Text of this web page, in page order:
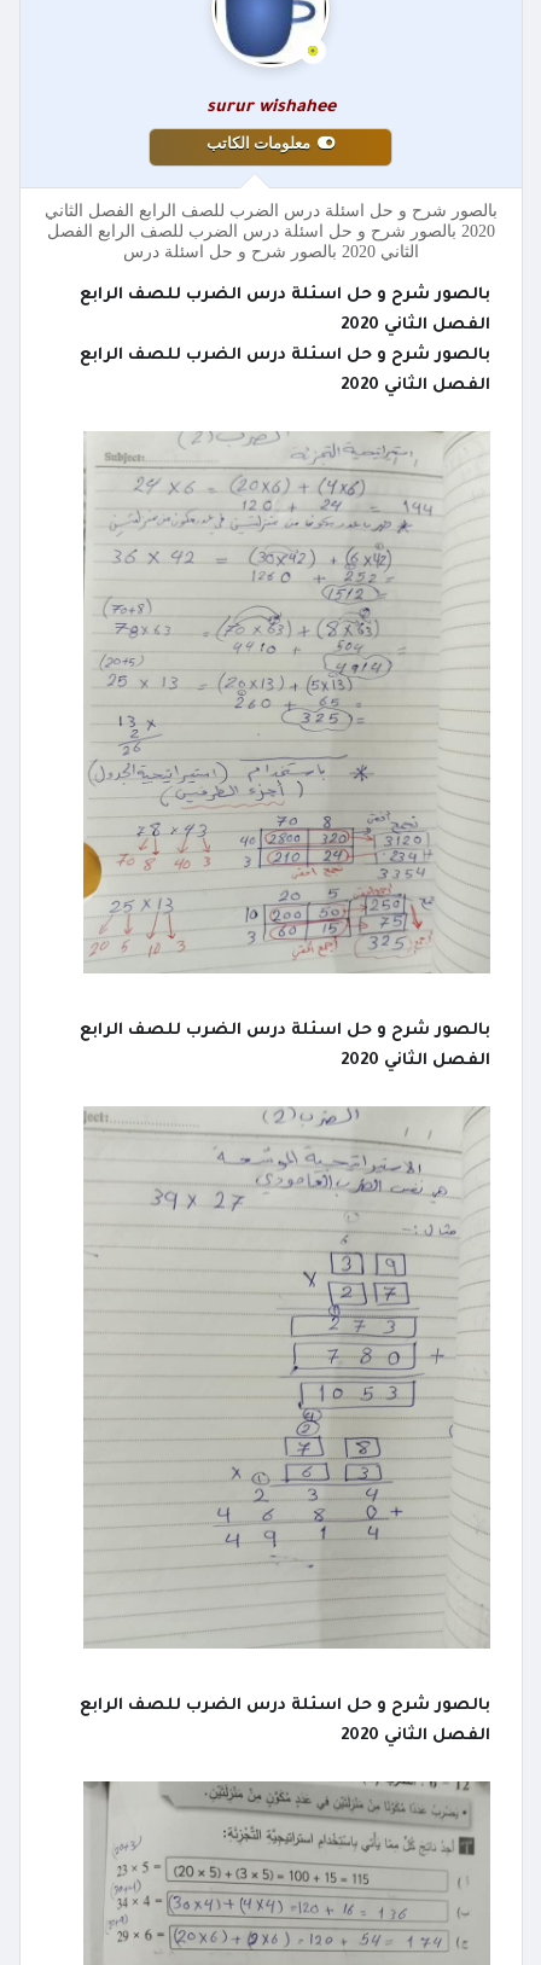
surur wishahee
معلومات الكاتب
بالصور شرح و حل اسئلة درس الضرب للصف الرابع الفصل الثاني
2020 بالصور شرح و حل اسئلة درس الضرب للصف الرابع الفصل
الثاني 2020 بالصور شرح و حل اسئلة درس
بالصور شرح و حل اسئلة درس الضرب للصف الرابع
الفصل الثاني 2020
بالصور شرح و حل اسئلة درس الضرب للصف الرابع
الفصل الثاني 2020
بالصور شرح و حل اسئلة درس الضرب للصف الرابع
الفصل الثاني 2020
بالصور شرح و حل اسئلة درس الضرب للصف الرابع
الفصل الثاني 2020